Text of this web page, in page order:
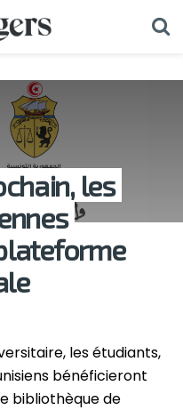
les
les étudiants,
bénéficieront
bibliothèque de